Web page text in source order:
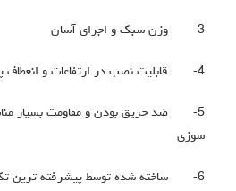
3- وزن سبک و اجرای آسان
4- قابلیت نصب در ارتفاعات و
5-
ضد حریق بودن و مقاومت بسیار
سوزی
6-
ساخته شده توسط پیشرفته ترین